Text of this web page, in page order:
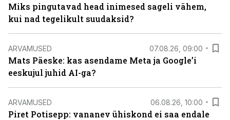
Miks pingutavad head inimesed sageli vähem,
kui nad tegelikult suudaksid?
ARVAMUSED 07.08.26, 09:00
Mats Päeske: kas asendame Meta ja Google’i
eeskujul juhid AI-ga?
ARVAMUSED 06.08.26, 10:00
Piret Potisepp: vananev ühiskond ei saa endale